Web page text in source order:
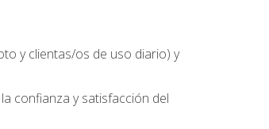
y clientas/os de uso diario) y
confianza y satisfacción del